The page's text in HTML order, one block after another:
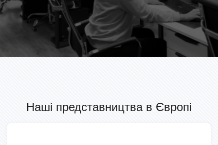
Наші представництва в Європі